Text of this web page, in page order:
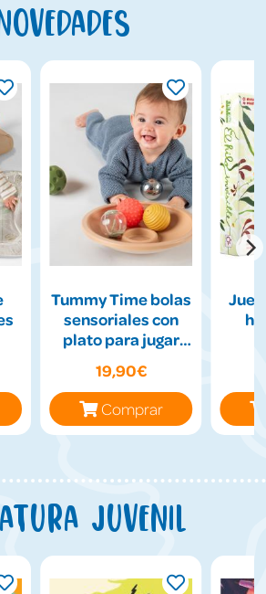
Tummy Time bolas
sensoriales con
plato para jugar
19,90€
Comprar
juvenil